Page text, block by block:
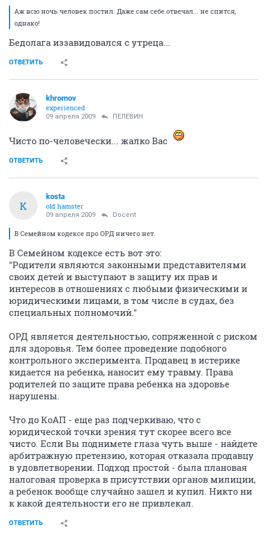
Аж всю ночь человек постил. Даже сам себе отвечал... не спится,
однако!
Бедолага иззавидовался с утреца...
ОТВЕТИТЬ
khromov
experienced
09 апреля 2009 ПЕЛЕВИН
Чисто по-человечески... жалко Вас
ОТВЕТИТЬ
K
kosta
old hamster
09 апреля 2009 Docent
В Семейном кодексе про ОРД ничего нет.
В Семейном кодексе есть вот это:
"Родители являются законными представителями
своих детей и выступают в защиту их прав и
интересов в отношениях с любыми физическими и
юридическими лицами, в том числе в судах, без
специальных полномочий."
ОРД является деятельностью, сопряженной с риском
для здоровья. Тем более проведение подобного
контрольного эксперимента. Продавец в истерике
кидается на ребенка, наносит ему травму. Права
родителей по защите права ребенка на здоровье
нарушены.
Что до КоАП - еще раз подчеркиваю, что с
юридической точки зрения тут скорее всего все
чисто. Если Вы поднимете глаза чуть выше - найдете
арбитражную претензию, которая отказала продавцу
в удовлетворении. Подход простой - была плановая
налоговая проверка в присутствии органов милиции,
а ребенок вообще случайно зашел и купил. Никто ни
к какой деятельности его не привлекал.
ОТВЕТИТЬ